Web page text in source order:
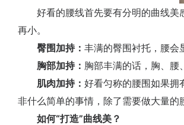
好看的腰线首先要有分明的曲线美
再小。
臀围加持： 丰满的臀围衬托，腰会
胸部加持： 胸部丰满的话，胸、腰
肌肉加持： 好看匀称的腰围如果拥
非什么简单的事情，除了需要做大量
如何“打造”曲线美？